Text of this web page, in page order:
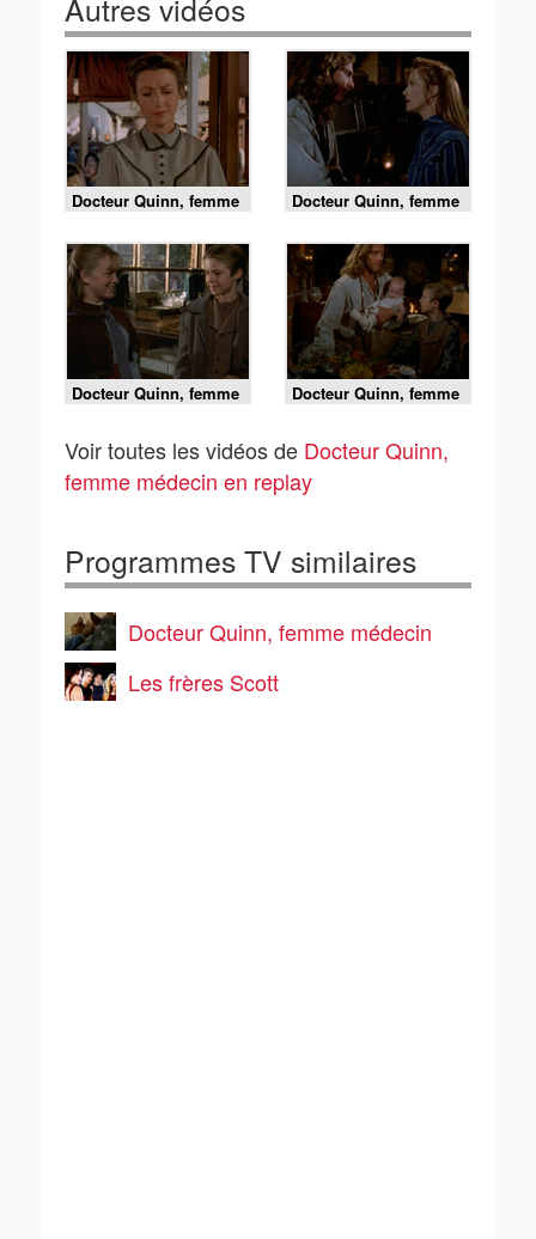
Autres vidéos
Docteur Quinn, femme
médecin - S5 E8 - Ne
m'oublie pas
Docteur Quinn, femme
médecin - S5 E7 - Cas
de conscience
Docteur Quinn, femme
médecin - S5 E6 -
Docteur Quinn, femme
médecin - S5 E5 - Los
Voir toutes les vidéos de Docteur Quinn,
femme médecin en replay
Programmes TV similaires
Docteur Quinn, femme médecin
Les frères Scott